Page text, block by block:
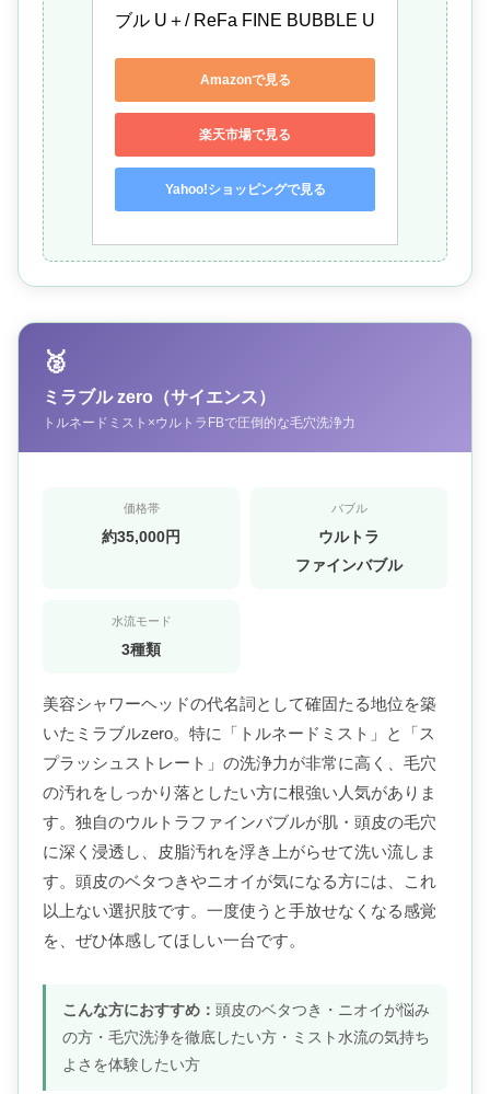
ブル U＋/ ReFa FINE BUBBLE U
Amazonで見る
楽天市場で見る
Yahoo!ショッピングで見る
🥈
ミラブル zero（サイエンス）
トルネードミスト×ウルトラFBで圧倒的な毛穴洗浄力
価格帯
約35,000円
バブル
ウルトラ
ファインバブル
水流モード
3種類
美容シャワーヘッドの代名詞として確固たる地位を築
いたミラブルzero。特に「トルネードミスト」と「ス
プラッシュストレート」の洗浄力が非常に高く、毛穴
の汚れをしっかり落としたい方に根強い人気がありま
す。独自のウルトラファインバブルが肌・頭皮の毛穴
に深く浸透し、皮脂汚れを浮き上がらせて洗い流しま
す。頭皮のベタつきやニオイが気になる方には、これ
以上ない選択肢です。一度使うと手放せなくなる感覚
を、ぜひ体感してほしい一台です。
こんな方におすすめ： 頭皮のベタつき・ニオイが悩み
の方・毛穴洗浄を徹底したい方・ミスト水流の気持ち
よさを体験したい方